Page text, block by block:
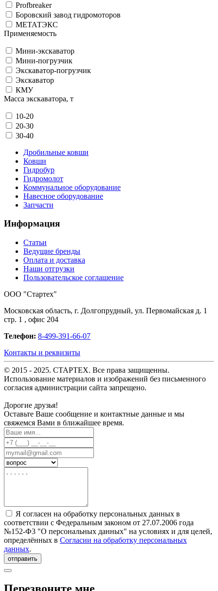
Profbreaker
Боровский завод гидромоторов
МЕТАТЭКС
Применяемость
Мини-экскаватор
Мини-погрузчик
Экскаватор-погрузчик
Экскаватор
КМУ
Масса экскаватора, т
10-20
20-30
30-40
Дробильные ковши
Ковши
Гидробур
Гидромолот
Коммунальное оборудование
Навесное оборудование
Запчасти
Информация
Статьи
Ведущие бренды
Оплата и доставка
Наши отгрузки
Пользовательское соглашение
OOO "Стартех"
Московская область, г. Долгопрудный, ул. Первомайская д. 1
стр. 1 , офис 204
Телефон: 8-499-391-66-07
Контакты и реквизиты
© 2015 - 2025. СТАРТЕХ. Все права защищенны.
Использование материалов и изображений без письменного
согласия администрации сайта запрещено.
Дорогие друзья!
Оставьте Ваше сообщение и контактные данные и мы
свяжемся Вами в ближайшее время.
Я согласен на обработку персональных данных в
соответствии с Федеральным законом от 27.07.2006 года
№152-Ф3 "О персональных данных" на условиях и для целей,
определённых в Согласии на обработку персональных
данных.
отправить